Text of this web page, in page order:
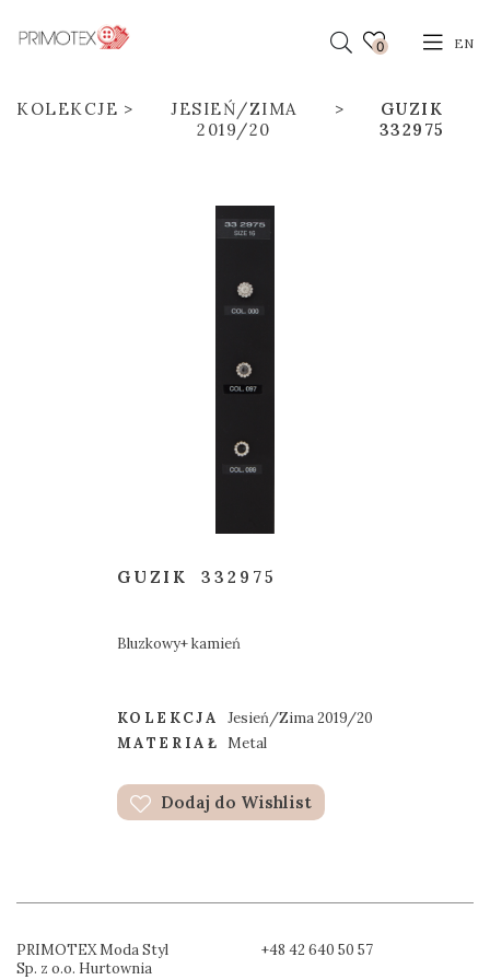
0 EN
KOLEKCJE
JESIEŃ/ZIMA
2019/20
GUZIK
332975
GUZIK 332975
Bluzkowy+ kamień
KOLEKCJA
Jesień/Zima 2019/20
MATERIAŁ Metal
Dodaj do Wishlist
PRIMOTEX Moda Styl
Sp. z o.o. Hurtownia
+48 42 640 50 57